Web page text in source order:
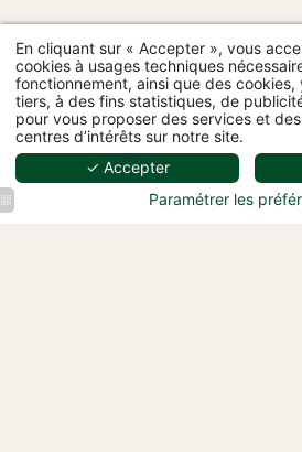
Hôtel L'Ormaie - 97 rue
+33 1 87 44 64 33-
En cliquant sur « Accepter », vous
cookies à usages techniques
fonctionnement, ainsi que des
tiers, à des fins statistiques, de
pour vous proposer des services et
centres d’intérêts sur notre site.
✓ Accepter
Paramétrer les